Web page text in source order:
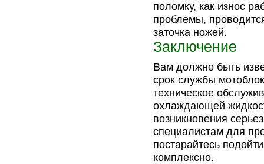
поломку, как износ
проблемы,
заточка ножей.
Заключение
Вам должно быть
срок службы
техническое
охлаждающей
возникновения
специалистам для
постарайтесь
комплексно.